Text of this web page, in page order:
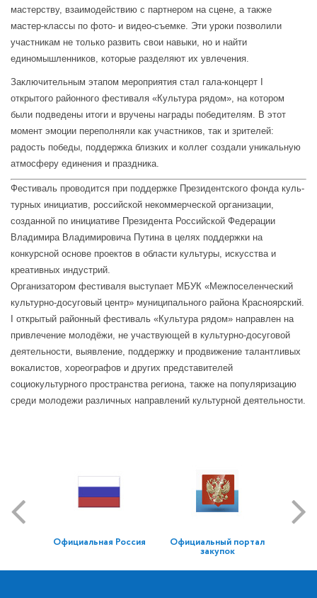
мастерству, взаимодействию с партнером на сцене, а также
мастер-классы по фото- и видео-съемке. Эти уроки позволили
участникам не только развить свои навыки, но и найти
единомышленников, которые разделяют их увлечения.
Заключительным этапом мероприятия стал гала-концерт I
открытого районного фестиваля «Культура рядом», на котором
были подведены итоги и вручены награды победителям. В этот
момент эмоции переполняли как участников, так и зрителей:
радость победы, поддержка близких и коллег создали уникальную
атмосферу единения и праздника.
Фестиваль проводится при поддержке Президентского фонда куль-
турных инициатив, российской некоммерческой организации,
созданной по инициативе Президента Российской Федерации
Владимира Владимировича Путина в целях поддержки на
конкурсной основе проектов в области культуры, искусства и
креативных индустрий.
Организатором фестиваля выступает МБУК «Межпоселенческий
культурно-досуговый центр» муниципального района Красноярский.
I открытый районный фестиваль «Культура рядом» направлен на
привлечение молодёжи, не участвующей в культурно-досуговой
деятельности, выявление, поддержку и продвижение талантливых
вокалистов, хореографов и других представителей
социокультурного пространства региона, также на популяризацию
среди молодежи различных направлений культурной деятельности.
Официальная Россия Официальный портал
закупок